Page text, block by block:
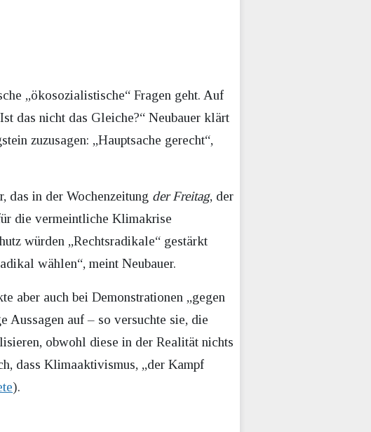
„ökosozialistische“ Fragen geht. Auf
das nicht das Gleiche?“ Neubauer klärt
zuzusagen: „Hauptsache gerecht“,
das in der Wochenzeitung der Freitag, der
die vermeintliche Klimakrise
würden „Rechtsradikale“ gestärkt
wählen“, meint Neubauer.
aber auch bei Demonstrationen „gegen
Aussagen auf – so versuchte sie, die
obwohl diese in der Realität nichts
dass Klimaaktivismus, „der Kampf
).